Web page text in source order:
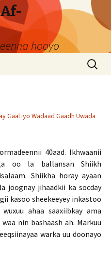
hooyo
Search
for:
Gaal iyo Wadaad Gaadh Uwada
40aad. Ikhwaanii
oo la ballansan Shiikh
Shiikha horay ayaan
joognay jihaadkii ka socday
kasoo sheekeeyey inkastoo
ahaa saaxiibkay ama
nin bashaash ah. Markuu
warka uu doonayo